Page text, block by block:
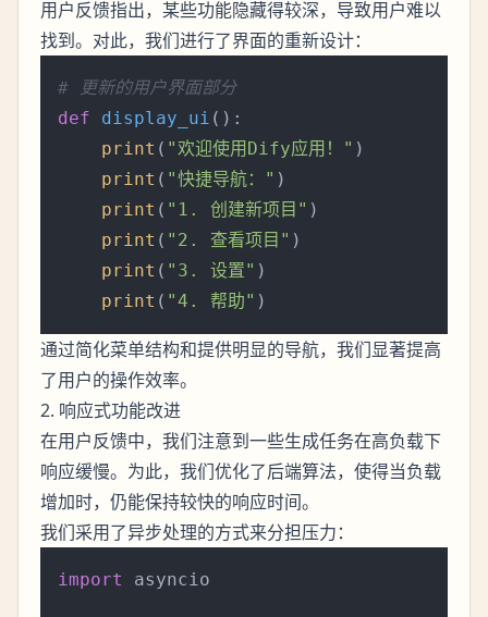
用户反馈指出，某些功能隐藏得较深，导致用户难以
找到。对此，我们进行了界面的重新设计：
# 更新的用户界面部分
def
display_ui ():
print ( "欢迎使用Dify应用！" )
print ( "快捷导航：" )
print ( "1. 创建新项目" )
print ( "2. 查看项目" )
print ( "3. 设置" )
print ( "4. 帮助"
通过简化菜单结构和提供明显的导航，我们显著提高
了用户的操作效率。
2. 响应式功能改进
在用户反馈中，我们注意到一些生成任务在高负载下
响应缓慢。为此，我们优化了后端算法，使得当负载
增加时，仍能保持较快的响应时间。
我们采用了异步处理的方式来分担压力：
import asyncio